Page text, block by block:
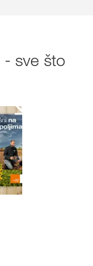
- sve što